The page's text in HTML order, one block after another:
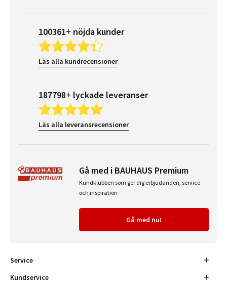
100361+ nöjda kunder
Läs alla kundrecensioner
187798+ lyckade leveranser
Läs alla leveransrecensioner
Gå med i BAUHAUS Premium
Kundklubben som ger dig erbjudanden, service
och inspiration
Gå med nu!
Service
Kundservice